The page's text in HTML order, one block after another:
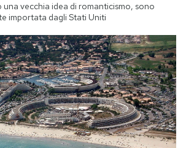
vecchia idea di romanticismo, sono
importata dagli Stati Uniti